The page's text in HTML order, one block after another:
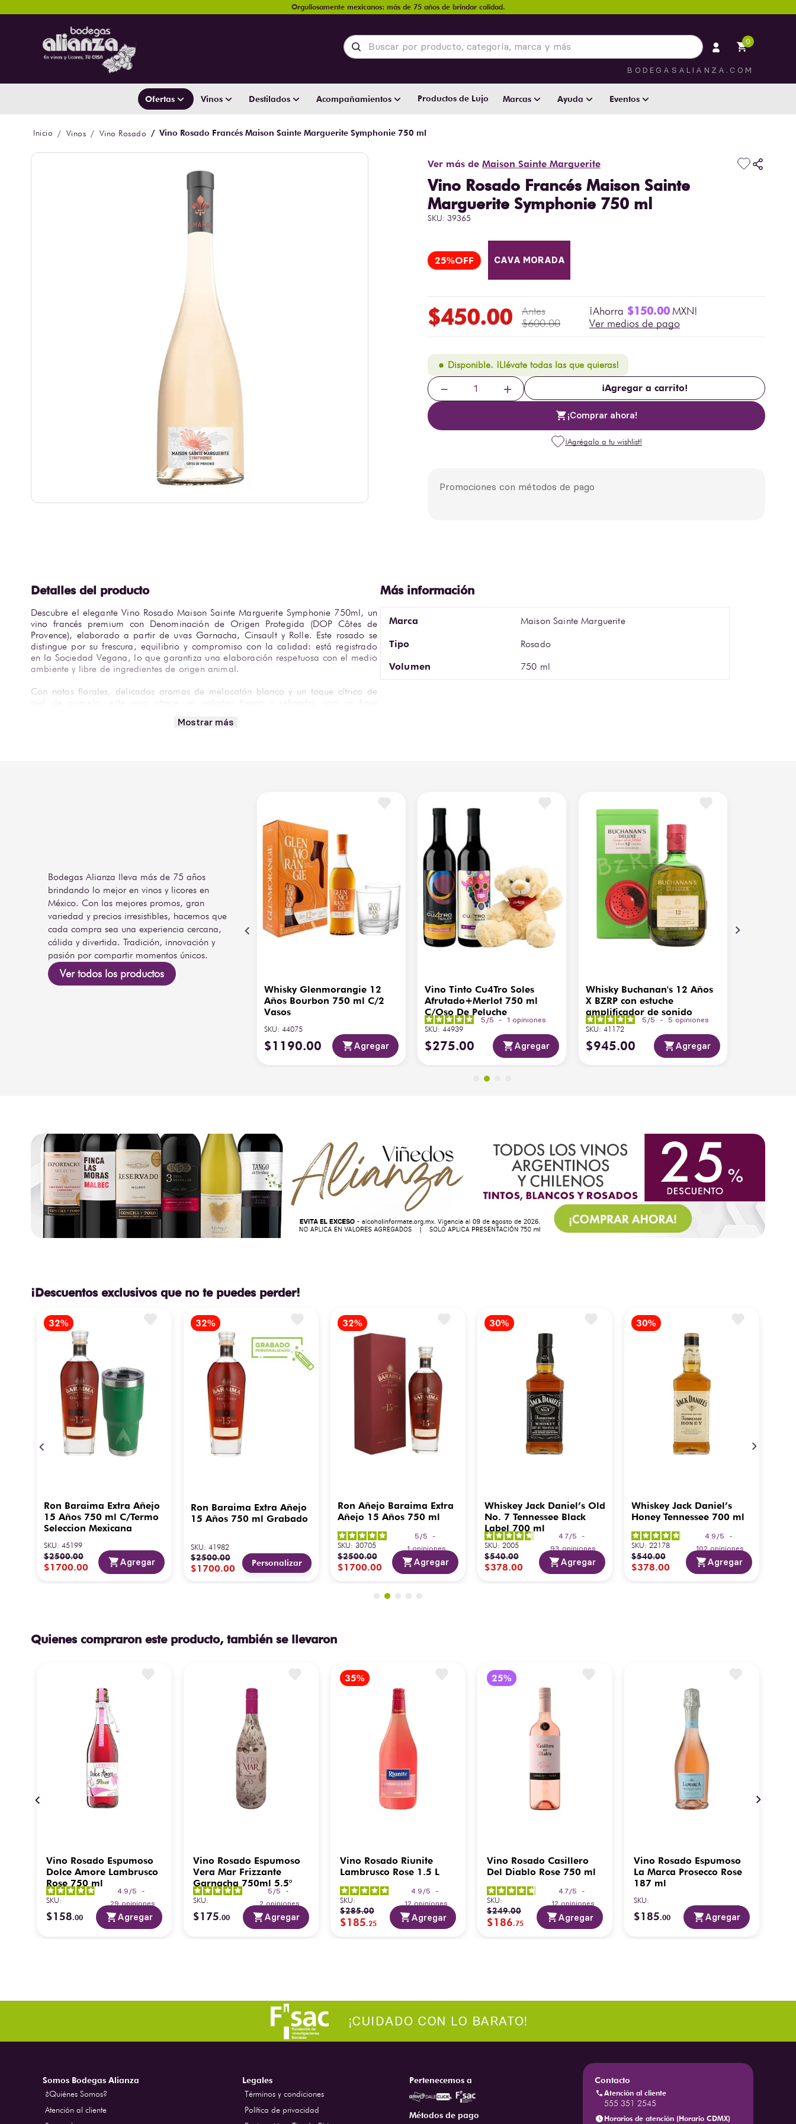
Orgullosamente mexicanos: más de 75 años de brindar calidad.
Buscar por producto, categoría, marca y más 0
BODEGASALIANZA.COM
Ofertas Vinos Destilados Acompañamientos Productos de Lujo Marcas Ayuda Eventos
Vinos Vino Rosado Vino Rosado Francés Maison Sainte Marguerite Symphonie 750 ml
Ver más de Maison Sainte Marguerite
Vino Rosado Francés Maison Sainte
Marguerite Symphonie 750 ml
SKU: 39365
25% CAVA MORADA
$450.00 $600.00
$150.00
Ver medios de pago
Disponible. ¡Llévate todas las que quieras!
＋
－ ¡Agregar a carrito!
¡Comprar ahora!
Promociones con métodos de pago
Descubre el elegante Vino Rosado Maison Sainte Marguerite Symphonie 750ml, un
vino francés premium con Denominación de Origen Protegida (DOP Côtes de
Provence), elaborado a partir de uvas Garnacha, Cinsault y Rolle. Este rosado se
distingue por su frescura, equilibrio y compromiso con la calidad: está registrado
en la Sociedad Vegana, lo que garantiza una elaboración respetuosa con el medio
ambiente y libre de ingredientes de origen animal.
Con notas florales, delicados aromas de melocotón blanco y un toque cítrico de
piel de pomelo, este vino ofrece un paladar fresco y refinado, con un final
gourmet o simplemente disfrutar en una tarde soleada.
Mostrar más
Marca Maison Sainte Marguerite
Tipo Rosado
Volumen 750 ml
Bodegas Alianza lleva más de 75 años
brindando lo mejor en vinos y licores en
México. Con las mejores promos, gran
variedad y precios irresistibles, hacemos que
cada compra sea una experiencia cercana,
cálida y divertida. Tradición, innovación y
pasión por compartir momentos únicos.
Ver todos los productos
Whisky Glenmorangie 12
Años Bourbon 750 ml C/2
Vasos
SKU: 44075
$1190.00 Agregar
Vino Tinto Cu4Tro Soles
Afrutado+Merlot 750 ml
C/Oso De Peluche
5 /5 - 1 opiniones
SKU:44939
$275.00 Agregar
Whisky Buchanan's 12 Años
X BZRP con estuche
amplificador de sonido
5 /5 - 5 opiniones
SKU:41172
$945.00 Agregar
¡Descuentos exclusivos que no te puedes perder!
Ron Baraima Extra Añejo
15 Años 750 ml C/Termo
Seleccion Mexicana
SKU: 45199
$2500.00
$1700.00 Agregar
Ron Baraima Extra Añejo
15 Años 750 ml Grabado
SKU: 41982
$2500.00
$1700.00 Personalizar
Ron Añejo Baraima Extra
Añejo 15 Años 750 ml
5 /5
-
1 opiniones
SKU: 30705
$2500.00
$1700.00 Agregar
Whiskey Jack Daniel’s Old
No. 7 Tennessee Black
Label 700 ml
4.7/5
-
93 opiniones
SKU: 2005
$540.00
$378.00 Agregar
Whiskey Jack Daniel’s
Honey Tennessee 700 ml
4.9 /5
-
102 opiniones
SKU: 22178
$540.00
$378.00 Agregar
Quienes compraron este producto, también se llevaron
Vino Rosado Espumoso
Dolce Amore Lambrusco
Rose 750 ml
4.9 /5
-
29 opiniones
SKU:
$158.00 Agregar
Vino Rosado Espumoso
Vera Mar Frizzante
Garnacha 750ml 5.5°
5 /5
-
2 opiniones
SKU:
$175.00 Agregar
Vino Rosado Riunite
Lambrusco Rose 1.5 L
4.9 /5
-
12 opiniones
SKU:
$285.00
$185.25
Agregar
Vino Rosado Casillero
Del Diablo Rose 750 ml
4.7/5
-
12 opiniones
SKU:
$249.00
$186.75
Agregar
Vino Rosado Espumoso
La Marca Prosecco Rose
187 ml
SKU:
$185.00 Agregar
Somos Bodegas Alianza
¿Quiénes Somos?
Atención al cliente
Legales
Términos y condiciones
Política de privacidad
Pertenecemos a
Métodos de pago
Contacto
Atención al cliente
555 351 2545
Horarios de atención (Horario CDMX)